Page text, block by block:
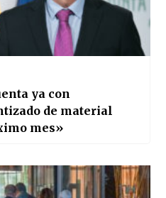
ya con
de material
mes»